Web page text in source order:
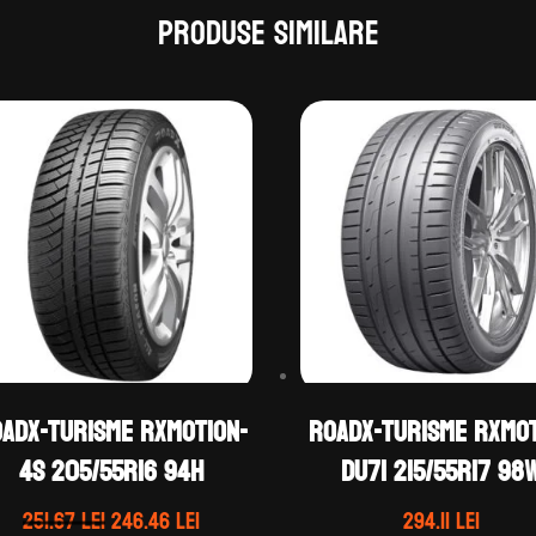
Produse similare
TURISME RXMOTION-
4S 205/55R16 94H
251.67leiPrețul
246.46leiPrețul
ROADX-TURISME
DU71 215/55R17
294.11lei